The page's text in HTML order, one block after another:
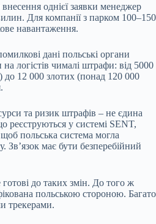
однієї заявки менеджер
Для компанії з парком 100–150
навантаження.
дані польські органи
логістів чималі штрафи: від 5000
до 12 000 злотих (понад 120 000
та ризик штрафів – не єдина
реєструються у системі SENT,
польська система могла
Зв’язок має бути безперебійний
до таких змін. До того ж
польською стороною. Багато
трекерами.